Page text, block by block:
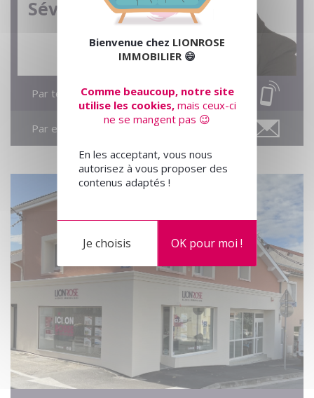
Séverine
Par téléphone
Par email
Bienvenue chez LIONROSE
IMMOBILIER 😄
Comme beaucoup, notre site
utilise les cookies,mais ceux-ci
ne se mangent pas 😉
En les acceptant, vous nous
autorisez à vous proposer des
contenus adaptés !
OK pour moi !
Je choisis